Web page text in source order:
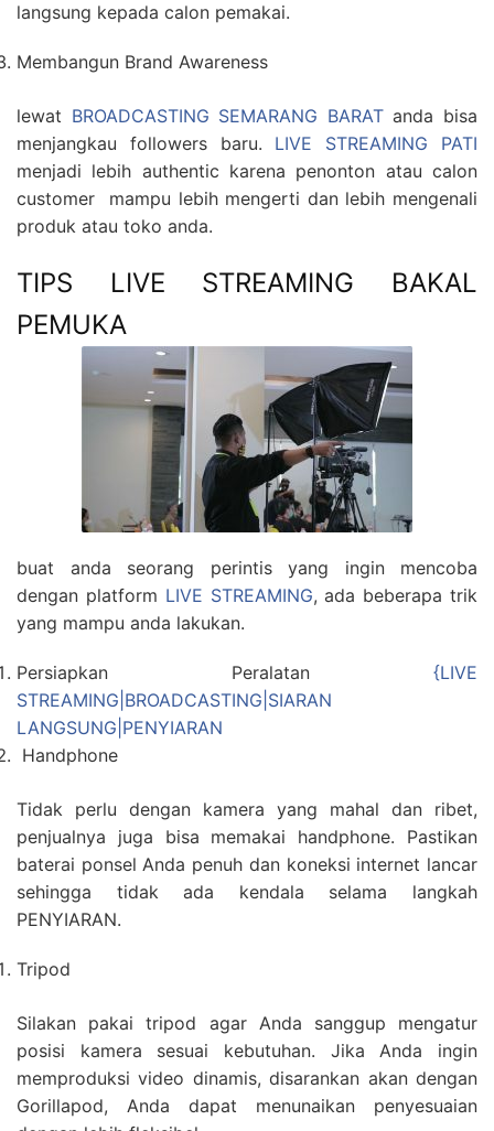
langsung kepada calon pemakai.
Membangun Brand Awareness
lewat BROADCASTING SEMARANG BARATanda bisa
menjangkau followers baru. LIVE STREAMING PATI
menjadi lebih authentic karena penonton atau calon
customer mampu lebih mengerti dan lebih mengenali
produk atau toko anda.
TIPS LIVE STREAMING BAKAL
PEMUKA
buat anda seorang perintis yang ingin mencoba
dengan platform LIVE STREAMING, ada beberapa trik
yang mampu anda lakukan.
Persiapkan Peralatan {LIVE
STREAMING|BROADCASTING|SIARAN
LANGSUNG|PENYIARAN
Handphone
Tidak perlu dengan kamera yang mahal dan ribet,
penjualnya juga bisa memakai handphone. Pastikan
baterai ponsel Anda penuh dan koneksi internet lancar
sehingga tidak ada kendala selama langkah
PENYIARAN.
Tripod
Silakan pakai tripod agar Anda sanggup mengatur
posisi kamera sesuai kebutuhan. Jika Anda ingin
memproduksi video dinamis, disarankan akan dengan
Gorillapod, Anda dapat menunaikan penyesuaian